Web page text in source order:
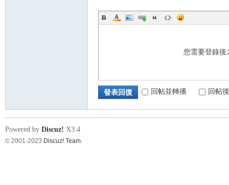
您需要登錄
發表回復 回帖並轉播 回帖
Powered by Discuz! X3.4
© 2001-2023 Discuz! Team.